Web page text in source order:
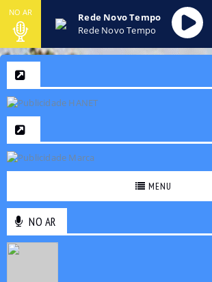
NO AR
Rede Novo Tempo
Rede Novo Tempo
MENU
NO AR